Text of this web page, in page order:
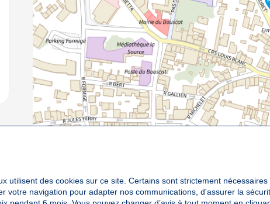
utilisent des cookies sur ce site. Certains sont strictement
votre navigation pour adapter nos communications, d'assurer la